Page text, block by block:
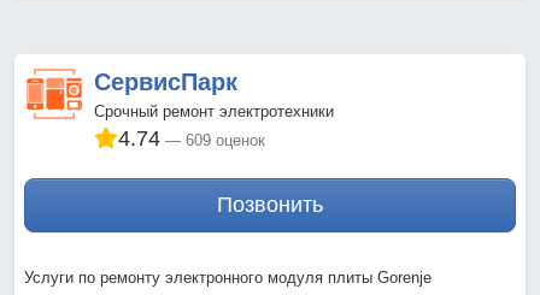
СервисПарк
Срочный ремонт электротехники
4.74 609 оценок
Позвонить
Услуги по ремонту электронного модуля плиты Gorenje